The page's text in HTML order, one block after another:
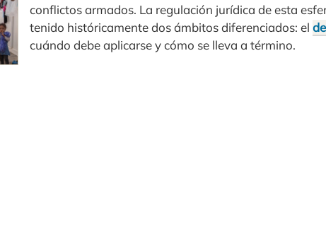
conflictos armados. La regulación jurídica de esta
tenido históricamente dos ámbitos diferenciados: el
cuándo debe aplicarse y cómo se lleva a término.